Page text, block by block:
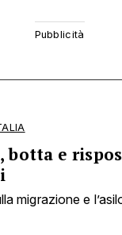
botta e
migrazione e